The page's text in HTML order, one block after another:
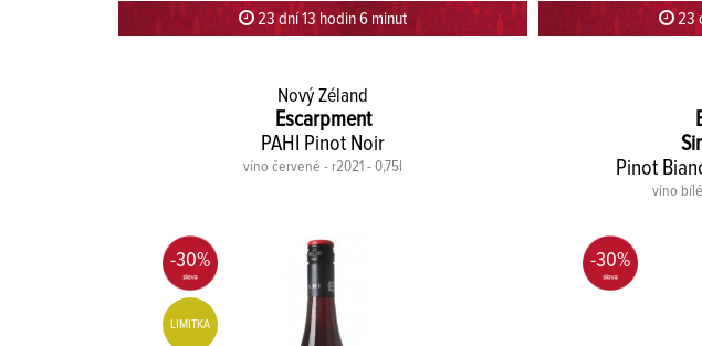
23 dní 13 hodin 5 minut 59 sekund 23 dní
Nový Zéland
Escarpment
PAHI Pinot Noir
víno červené - r2021 - 0,75l
-30%
LIMITKA
Pinot
víno
-30%